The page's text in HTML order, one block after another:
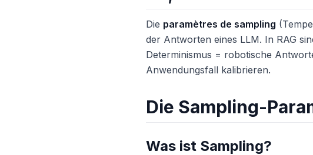
Die paramètres de sampling
der Antworten eines LLM. In RAG
Determinismus = robotische
Anwendungsfall kalibrieren.
Die Sampling-
Was ist Sampling?